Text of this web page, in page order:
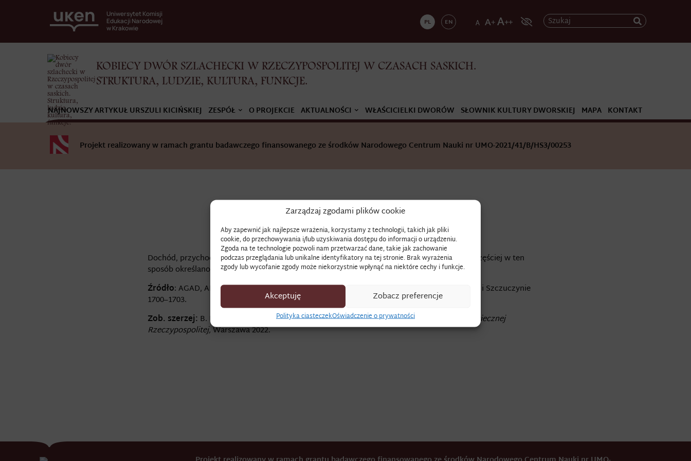
Zarządzaj zgodami plików cookie
Aby zapewnić jak najlepsze wrażenia, korzystamy z technologii, takich jak pliki
cookie, do przechowywania i/lub uzyskiwania dostępu do informacji o urządzeniu.
Zgoda na te technologie pozwoli nam przetwarzać dane, takie jak zachowanie
podczas przeglądania lub unikalne identyfikatory na tej stronie. Brak wyrażenia
zgody lub wycofanie zgody może niekorzystnie wpłynąć na niektóre cechy i funkcje.
Akceptuję Zobacz preferencje
Polityka ciasteczekOświadczenie o prywatności
Uniwersytet Komisji
Edukacji Narodowej
w Krakowie
PL EN Szukaj
KOBIECY DWÓR SZLACHECKI W RZECZYPOSPOLITEJ W CZASACH SASKICH.
STRUKTURA, LUDZIE, KULTURA, FUNKCJE.
NAJNOWSZY ARTYKUŁ URSZULI KICIŃSKIEJ ZESPÓŁ O PROJEKCIE AKTUALNOŚCI WŁAŚCICIELKI DWORÓW SŁOWNIK KULTURY DWORSKIEJ MAPA KONTAKT
Projekt realizowany w ramach grantu badawczego finansowanego ze środków Narodowego Centrum Nauki nr UMO-2021/41/B/HS3/00253
Percepta
Dochód, przychody – różnego rodzaju dochody i zyski, które trafiały do dworskiej kasy, najczęściej w ten
sposób określano dochody z dóbr ziemskich, browarów, kopalń, hut itp.
Źródło: AGAD, APRadz, sygn. 440, s. 64, Regestr percepty i ekspensy w Warszawie, Radzynie i Szczu­czynie
1700–1703.
Zob. szerzej: B. Popiołek,
Rytuały codzienności. Świat szlacheckiego dworu w osiemnastowiecznej
Rzeczypospolitej,Warszawa 2022.